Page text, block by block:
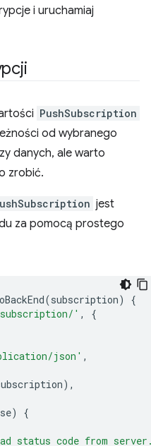
i uruchamiaj
PushSubscription
od wybranego
danych, ale warto
zrobić.
jest
za pomocą prostego
(subscription)
{
' ,
{
json' ,
),
)
{
status code from